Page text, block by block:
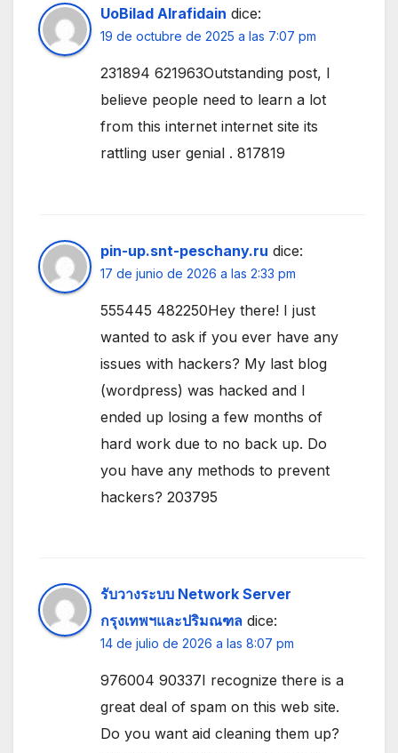
UoBilad Alrafidain dice:
19 de octubre de 2025 a las 7:07 pm
231894 621963Outstanding post, I
believe people need to learn a lot
from this internet internet site its
rattling user genial . 817819
pin-up.snt-peschany.ru dice:
17 de junio de 2026 a las 2:33 pm
555445 482250Hey there! I just
wanted to ask if you ever have any
issues with hackers? My last blog
(wordpress) was hacked and I
ended up losing a few months of
hard work due to no back up. Do
you have any methods to prevent
hackers? 203795
รับวางระบบ Network Server
กรุงเทพฯและปริมณฑล dice:
14 de julio de 2026 a las 8:07 pm
976004 90337I recognize there is a
great deal of spam on this web site.
Do you want aid cleaning them up?